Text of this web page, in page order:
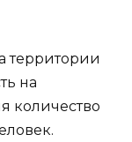
территории
на
количество